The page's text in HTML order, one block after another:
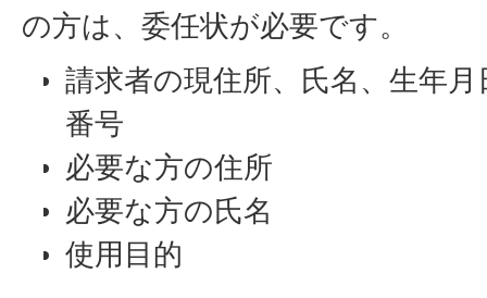
の方は、委任状が必要です。
請求者の現住所、氏名、生年
番号
必要な方の住所
必要な方の氏名
使用目的